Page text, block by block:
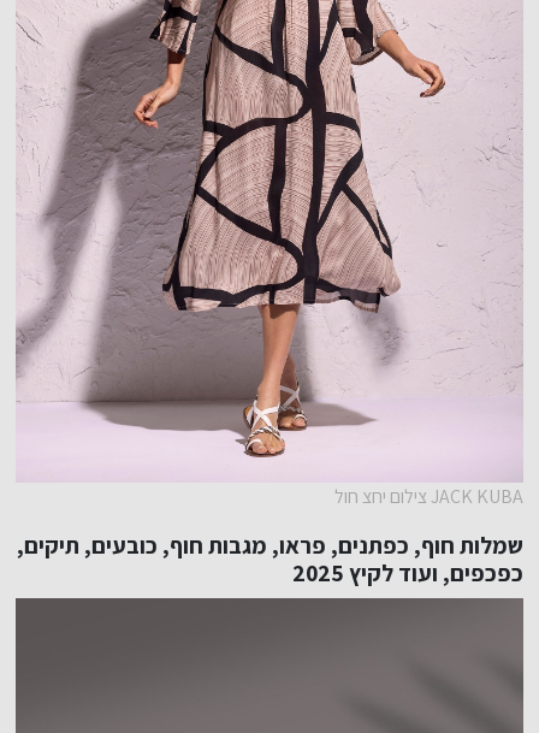
JACK KUBA צילום יחצ חול
שמלות חוף, כפתנים, פראו, מגבות חוף, כובעים, תיקים,
כפכפים, ועוד לקיץ 2025